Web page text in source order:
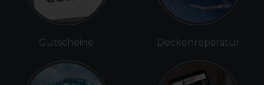
Gutscheine Deckenreparatur